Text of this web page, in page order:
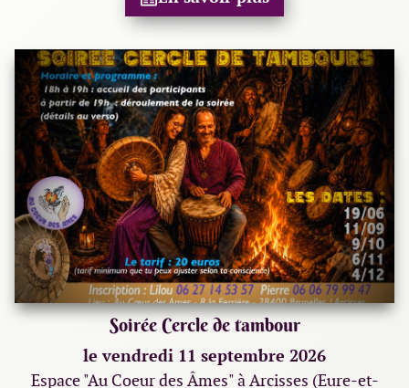
Soirée Cercle de tambour
le vendredi 11 septembre 2026
Espace "Au Coeur des Âmes" à Arcisses (Eure-et-